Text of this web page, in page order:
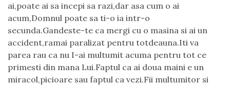
ai,poate ai sa incepi sa razi,dar asa cum o ai
acum,Domnul poate sa ti-o ia intr-o
secunda.Gandeste-te ca mergi cu o masina si ai un
accident,ramai paralizat pentru totdeauna.Iti va
parea rau ca nu I-ai multumit acuma pentru tot ce
primesti din mana Lui.Faptul ca ai doua maini e un
miracol,picioare sau faptul ca vezi.Fii multumitor si